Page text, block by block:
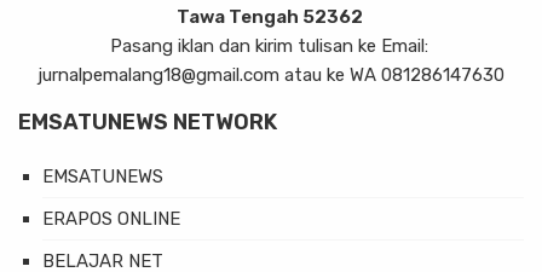
Tawa Tengah 52362
Pasang iklan dan kirim tulisan ke Email:
jurnalpemalang18@gmail.com atau ke WA 081286147630
EMSATUNEWS NETWORK
EMSATUNEWS
ERAPOS ONLINE
BELAJAR NET